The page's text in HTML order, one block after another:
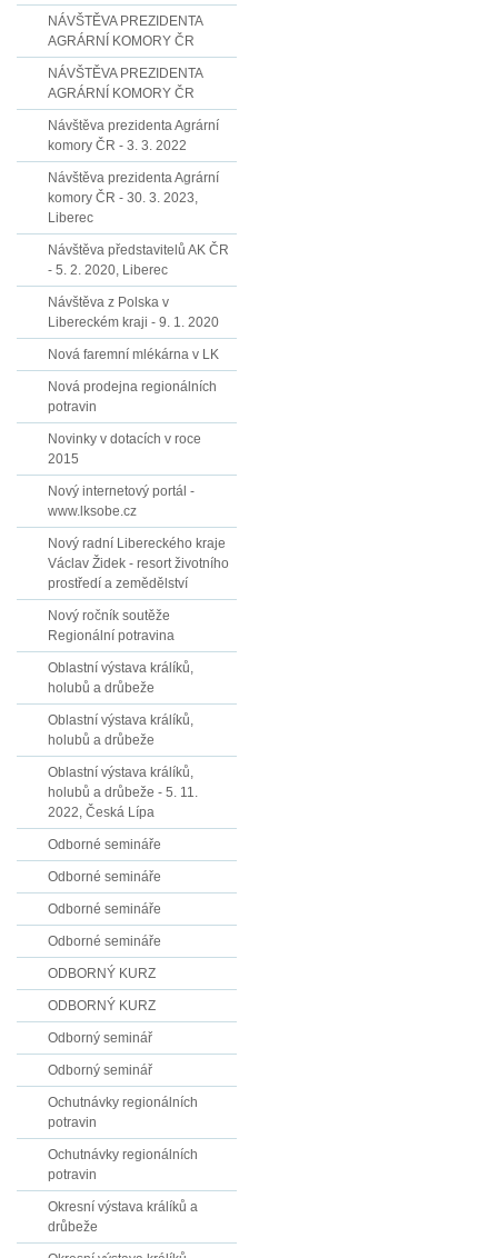
NÁVŠTĚVA PREZIDENTA
AGRÁRNÍ KOMORY ČR
NÁVŠTĚVA PREZIDENTA
AGRÁRNÍ KOMORY ČR
Návštěva prezidenta Agrární
komory ČR - 3. 3. 2022
Návštěva prezidenta Agrární
komory ČR - 30. 3. 2023,
Liberec
Návštěva představitelů AK ČR
- 5. 2. 2020, Liberec
Návštěva z Polska v
Libereckém kraji - 9. 1. 2020
Nová faremní mlékárna v LK
Nová prodejna regionálních
potravin
Novinky v dotacích v roce
2015
Nový internetový portál -
www.lksobe.cz
Nový radní Libereckého kraje
Václav Židek - resort životního
prostředí a zemědělství
Nový ročník soutěže
Regionální potravina
Oblastní výstava králíků,
holubů a drůbeže
Oblastní výstava králíků,
holubů a drůbeže
Oblastní výstava králíků,
holubů a drůbeže - 5. 11.
2022, Česká Lípa
Odborné semináře
Odborné semináře
Odborné semináře
Odborné semináře
ODBORNÝ KURZ
ODBORNÝ KURZ
Odborný seminář
Odborný seminář
Ochutnávky regionálních
potravin
Ochutnávky regionálních
potravin
Okresní výstava králíků a
drůbeže